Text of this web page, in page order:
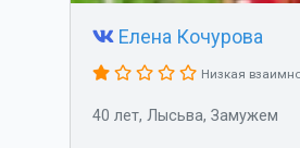
Елена Кочурова
Низкая
40 лет, Лысьва, Замужем